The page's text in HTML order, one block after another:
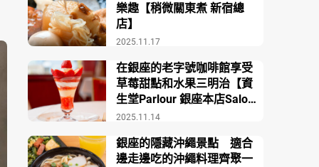
2025.11.17
樂趣【稍微關東煮 新宿總
店】
2025.11.14
在銀座的老字號咖啡館享受
草莓甜點和水果三明治【資
生堂Parlour 銀座本店Salon
de Café】
銀座的隱藏沖繩景點 適合
邊走邊吃的沖繩料理齊聚一